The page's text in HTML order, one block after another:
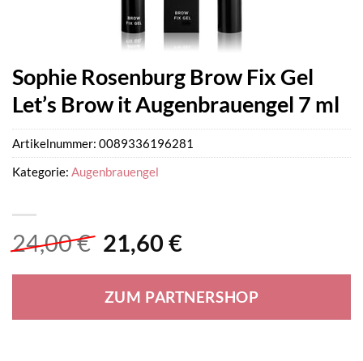
Sophie Rosenburg Brow Fix Gel
Let’s Brow it Augenbrauengel 7 ml
24,00€ Ursprünglicher
war:
24,00 €
21,60 €Aktueller
ist:
21,60 €.
ZUM PARTNERSHOP
Artikelnummer: 0089336196281
Kategorie: Augenbrauengel